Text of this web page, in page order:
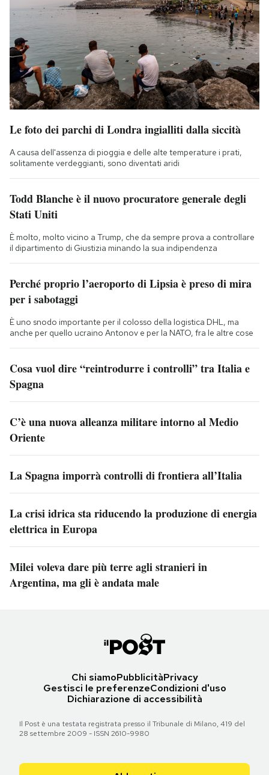
Le foto dei parchi di Londra ingialliti dalla siccità
A causa dell'assenza di pioggia e delle alte temperature i prati,
solitamente verdeggianti, sono diventati aridi
Todd Blanche è il nuovo procuratore generale degli
Stati Uniti
È molto, molto vicino a Trump, che da sempre prova a controllare
il dipartimento di Giustizia minando la sua indipendenza
Perché proprio l’aeroporto di Lipsia è preso di mira
per i sabotaggi
È uno snodo importante per il colosso della logistica DHL, ma
anche per quello ucraino Antonov e per la NATO, fra le altre cose
Cosa vuol dire “reintrodurre i controlli” tra Italia e
Spagna
C’è una nuova alleanza militare intorno al Medio
Oriente
La Spagna imporrà controlli di frontiera all’Italia
La crisi idrica sta riducendo la produzione di energia
elettrica in Europa
Milei voleva dare più terre agli stranieri in
Argentina, ma gli è andata male
Chi siamoPubblicitàPrivacy
Gestisci le preferenzeCondizioni d'uso
Dichiarazione di accessibilità
Il Post è una testata registrata presso il Tribunale di Milano, 419 del
28 settembre 2009 - ISSN 2610-9980